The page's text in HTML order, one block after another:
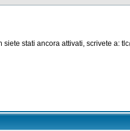
stati ancora attivati, scrivete a: